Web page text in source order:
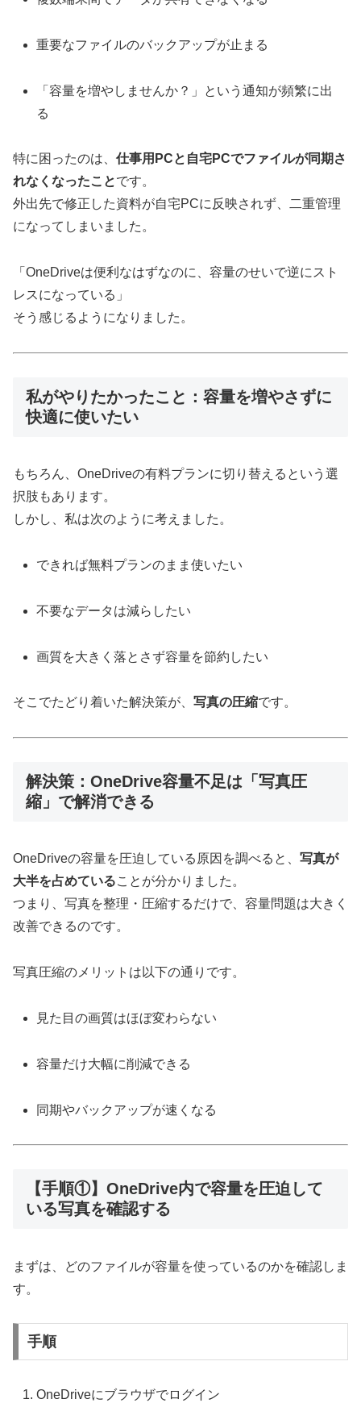
重要なファイルのバックアップが止まる
「容量を増やしませんか？」という通知が頻繁に出
る
特に困ったのは、 仕事用PCと自宅PCでファイルが同期さ
れなくなったことです。
外出先で修正した資料が自宅PCに反映されず、二重管理
になってしまいました。
「OneDriveは便利なはずなのに、容量のせいで逆にスト
レスになっている」
そう感じるようになりました。
私がやりたかったこと：容量を増やさずに
快適に使いたい
もちろん、OneDriveの有料プランに切り替えるという選
択肢もあります。
しかし、私は次のように考えました。
できれば無料プランのまま使いたい
不要なデータは減らしたい
画質を大きく落とさず容量を節約したい
そこでたどり着いた解決策が、 写真の圧縮です。
解決策：OneDrive容量不足は「写真圧
縮」で解消できる
OneDriveの容量を圧迫している原因を調べると、 写真が
大半を占めていることが分かりました。
つまり、写真を整理・圧縮するだけで、容量問題は大きく
改善できるのです。
写真圧縮のメリットは以下の通りです。
見た目の画質はほぼ変わらない
容量だけ大幅に削減できる
同期やバックアップが速くなる
【手順①】OneDrive内で容量を圧迫して
いる写真を確認する
まずは、どのファイルが容量を使っているのかを確認しま
す。
手順
OneDriveにブラウザでログイン